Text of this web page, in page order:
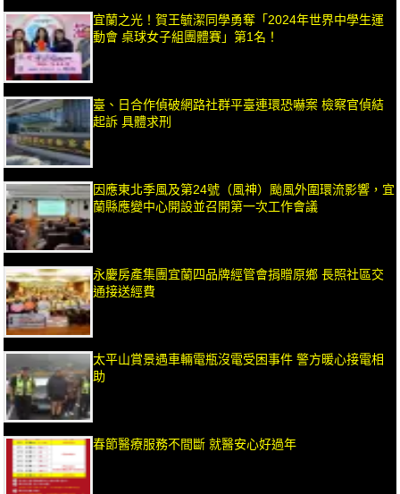
宜蘭之光！賀王毓潔同學勇奪「2024年世界中學生運
動會 桌球女子組團體賽」第1名！
臺、日合作偵破網路社群平臺連環恐嚇案 檢察官偵結
起訴 具體求刑
因應東北季風及第24號（風神）颱風外圍環流影響，宜
蘭縣應變中心開設並召開第一次工作會議
永慶房產集團宜蘭四品牌經管會捐贈原鄉 長照社區交
通接送經費
太平山賞景遇車輛電瓶沒電受困事件 警方暖心接電相
助
春節醫療服務不間斷 就醫安心好過年